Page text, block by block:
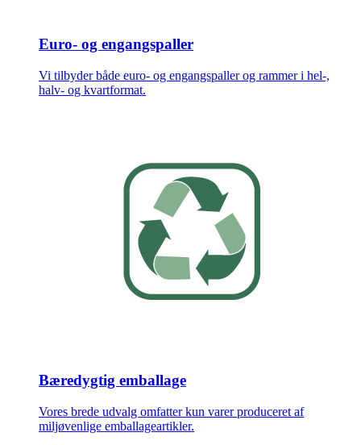
Euro- og engangspaller
Vi tilbyder både euro- og engangspaller og rammer i hel-,
halv- og kvartformat.
Bæredygtig emballage
Vores brede udvalg omfatter kun varer produceret af
miljøvenlige emballageartikler.